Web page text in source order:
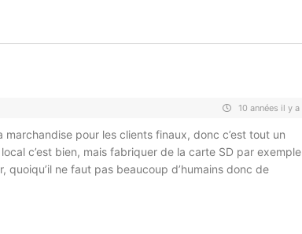
10 années il y a
pour les clients finaux, donc c’est tout un
c’est bien, mais fabriquer de la carte SD par exemple
quoiqu’il ne faut pas beaucoup d’humains donc de